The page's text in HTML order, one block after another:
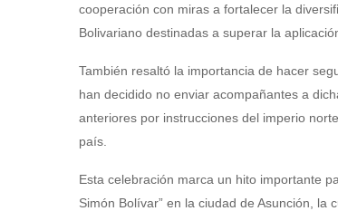
cooperación con miras a fortalecer la
Bolivariano destinadas a superar la
También resaltó la importancia de hacer
han decidido no enviar acompañantes a
anteriores por instrucciones del imperio
país.
Esta celebración marca un hito importante
Simón Bolívar” en la ciudad de Asunción, la